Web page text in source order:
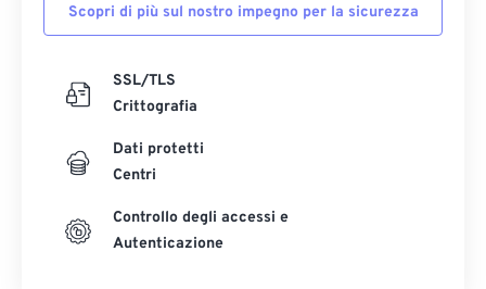
Scopri di più sul nostro impegno per la sicurezza
SSL/TLS
Crittografia
Dati protetti
Centri
Controllo degli accessi e
Autenticazione